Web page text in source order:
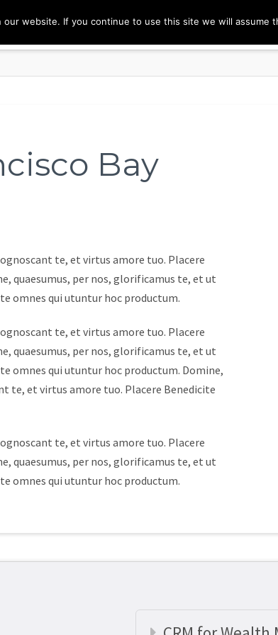
Bay
te, et virtus amore tuo. Placere
quaesumus, per nos, glorificamus te, et ut
omnes qui utuntur hoc productum.
te, et virtus amore tuo. Placere
quaesumus, per nos, glorificamus te, et ut
omnes qui utuntur hoc productum. Domine,
te, et virtus amore tuo. Placere Benedicite
te, et virtus amore tuo. Placere
quaesumus, per nos, glorificamus te, et ut
omnes qui utuntur hoc productum.
website. If you continue to use this site we will assume